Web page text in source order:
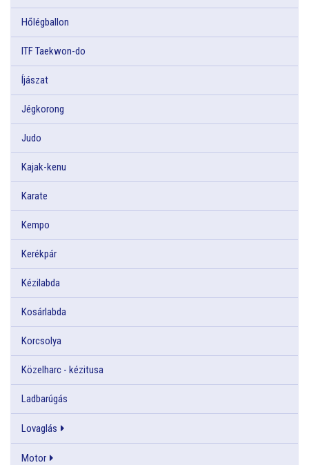
Hőlégballon
ITF Taekwon-do
Íjászat
Jégkorong
Judo
Kajak-kenu
Karate
Kempo
Kerékpár
Kézilabda
Kosárlabda
Korcsolya
Közelharc - kézitusa
Ladbarúgás
Lovaglás
Motor